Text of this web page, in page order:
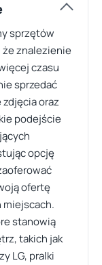
sprzętów
znalezienie
czasu
sprzedać
zdjęcia oraz
podejście
opcję
ofertę
miejscach.
stanowią
takich jak
LG, pralki